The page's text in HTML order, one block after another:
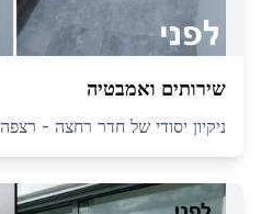
שירותים ואמבטיה
ניקיון יסודי של חדר רחצה -